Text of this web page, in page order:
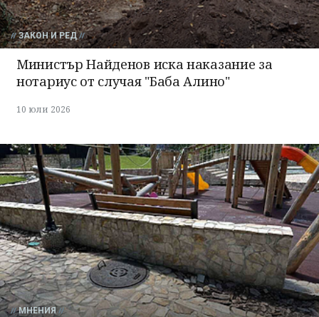
ЗАКОН И РЕД
Министър Найденов иска наказание за
нотариус от случая "Баба Алино"
10 юли 2026
МНЕНИЯ